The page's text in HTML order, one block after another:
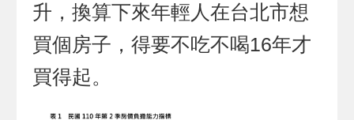
升，換算下來年輕人在台北市想
買個房子，得要不吃不喝16年才
買得起。